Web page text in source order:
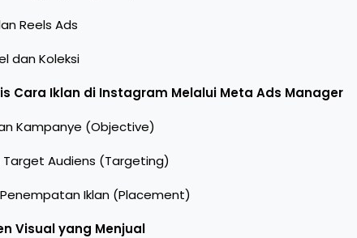
Reels Ads
dan Koleksi
Cara Iklan di Instagram Melalui Meta Ads Manager
Kampanye (Objective)
Audiens (Targeting)
Iklan (Placement)
Visual yang Menjual